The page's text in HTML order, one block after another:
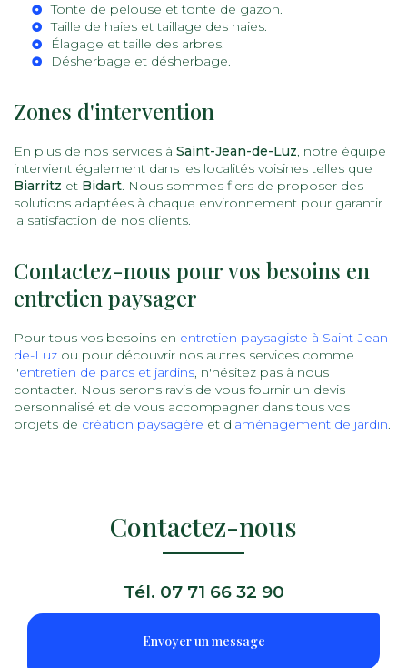
Tonte de pelouse ettonte de gazon.
Taille de haies ettaillage des haies.
Élagage ettaille des arbres.
Désherbage et désherbage.
Zones d'intervention
En plus de nos services à Saint-Jean-de-Luz, notre équipe
intervient également dans les localités voisines telles que
Biarritz et Bidart. Nous sommes fiers de proposer des
solutions adaptées à chaque environnement pour garantir
la satisfaction de nos clients.
Contactez-nous pour vos besoins en
entretien paysager
Pour tous vos besoins en entretien paysagiste à Saint-Jean-
de-Luz ou pour découvrir nos autres services comme
l'entretien de parcs et jardins, n'hésitez pas à nous
contacter. Nous serons ravis de vous fournir un devis
personnalisé et de vous accompagner dans tous vos
projets de création paysagère et d'aménagement de jardin.
Contactez-nous
Tél. 07 71 66 32 90
Envoyer un message